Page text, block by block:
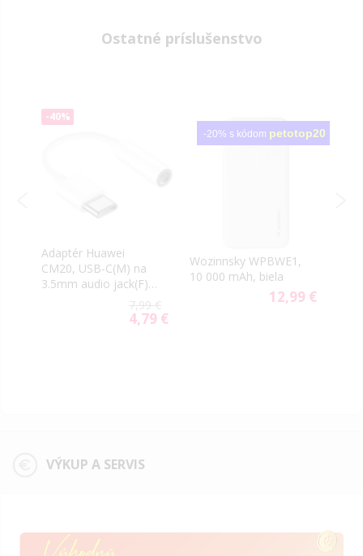
Ostatné príslušenstvo
-40%
Adaptér Huawei
CM20, USB-C(M) na
3.5mm audio jack(F),
7,99 €
Special
4,79 €
-20% s kódom petotop20
Wozinnsky WPBWE1,
10 000 mAh, biela
12,99 €
VÝKUP A SERVIS